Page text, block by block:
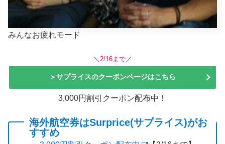
みんなお疲れモード
＼2/16まで／
＞サプライスのクーポンページはこちら
3,000円割引クーポン配布中！
海外航空券はSurprice(サプライス)がお
すすめ